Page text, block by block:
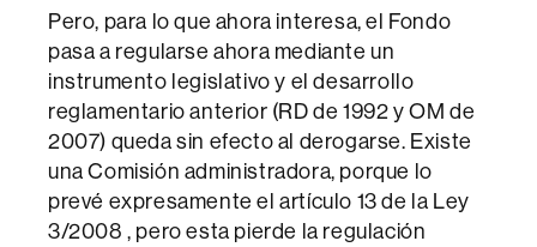
Pero, para lo que ahora interesa, el Fondo
pasa a regularse ahora mediante un
instrumento legislativo y el desarrollo
reglamentario anterior (RD de 1992 y OM de
2007) queda sin efecto al derogarse. Existe
una Comisión administradora, porque lo
prevé expresamente el artículo 13 de la Ley
3/2008 , pero esta pierde la regulación